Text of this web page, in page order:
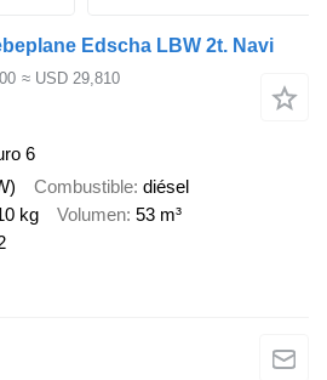
Edscha LBW 2t. Navi
≈ USD 29,810
6
Combustible diésel
kg Volumen 53 m³